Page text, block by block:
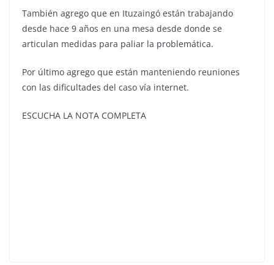
También agrego que en Ituzaingó están trabajando
desde hace 9 años en una mesa desde donde se
articulan medidas para paliar la problemática.
Por último agrego que están manteniendo reuniones
con las dificultades del caso vía internet.
ESCUCHA LA NOTA COMPLETA